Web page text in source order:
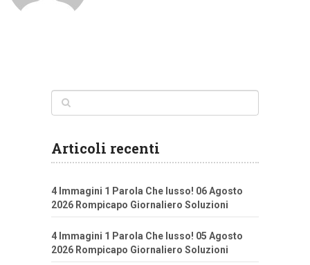
Articoli recenti
4 Immagini 1 Parola Che lusso! 06 Agosto
2026 Rompicapo Giornaliero Soluzioni
4 Immagini 1 Parola Che lusso! 05 Agosto
2026 Rompicapo Giornaliero Soluzioni